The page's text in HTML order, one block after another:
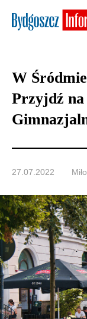
W
Przyjdź
27.07.2022